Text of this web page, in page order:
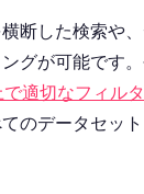
断した検索や
グが可能です
適切なフィル
のデータセッ